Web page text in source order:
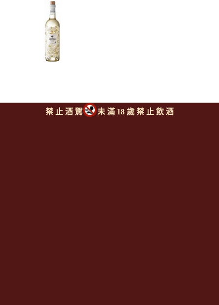
禁 止 酒 駕 未 滿 18 歲 禁 止 飲 酒